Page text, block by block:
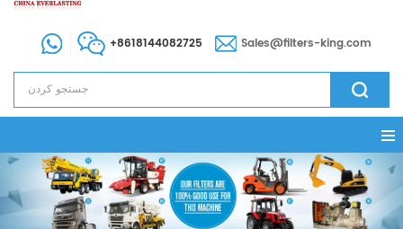
+8618144082725 Sales@filters-king.com